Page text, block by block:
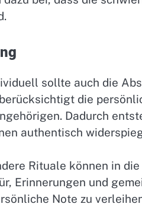
sollte auch die
die
Dadurch
authentisch
Rituale können in
Erinnerungen und
Note zu